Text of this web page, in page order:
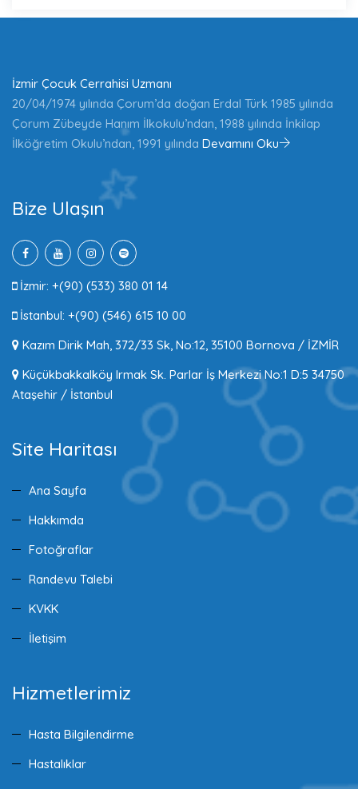
İzmir Çocuk Cerrahisi Uzmanı
20/04/1974 yılında Çorum’da doğan Erdal Türk 1985 yılında
Çorum Zübeyde Hanım İlkokulu’ndan, 1988 yılında İnkilap
İlköğretim Okulu’ndan, 1991 yılında Devamını Oku
Bize Ulaşın
İzmir: +(90) (533) 380 01 14
İstanbul: +(90) (546) 615 10 00
Kazım Dirik Mah, 372/33 Sk, No:12, 35100 Bornova / İZMİR
Küçükbakkalköy Irmak Sk. Parlar İş Merkezi No:1 D:5 34750
Ataşehir / İstanbul
Site Haritası
Ana Sayfa
Hakkımda
Fotoğraflar
Randevu Talebi
KVKK
İletişim
Hizmetlerimiz
Hasta Bilgilendirme
Hastalıklar